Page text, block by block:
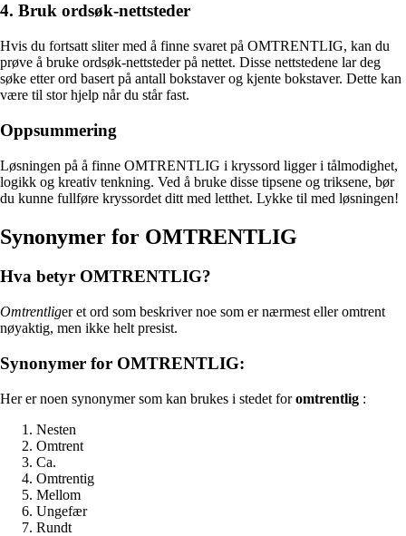
4. Bruk ordsøk-nettsteder
Hvis du fortsatt sliter med å finne svaret på OMTRENTLIG, kan du
prøve å bruke ordsøk-nettsteder på nettet. Disse nettstedene lar deg
søke etter ord basert på antall bokstaver og kjente bokstaver. Dette kan
være til stor hjelp når du står fast.
Oppsummering
Løsningen på å finne OMTRENTLIG i kryssord ligger i tålmodighet,
logikk og kreativ tenkning. Ved å bruke disse tipsene og triksene, bør
du kunne fullføre kryssordet ditt med letthet. Lykke til med løsningen!
Synonymer for OMTRENTLIG
Hva betyr OMTRENTLIG?
Omtrentliger et ord som beskriver noe som er nærmest eller omtrent
nøyaktig, men ikke helt presist.
Synonymer for OMTRENTLIG:
Her er noen synonymer som kan brukes i stedet foromtrentlig :
Nesten
Omtrent
Ca.
Omtrentig
Mellom
Ungefær
Rundt